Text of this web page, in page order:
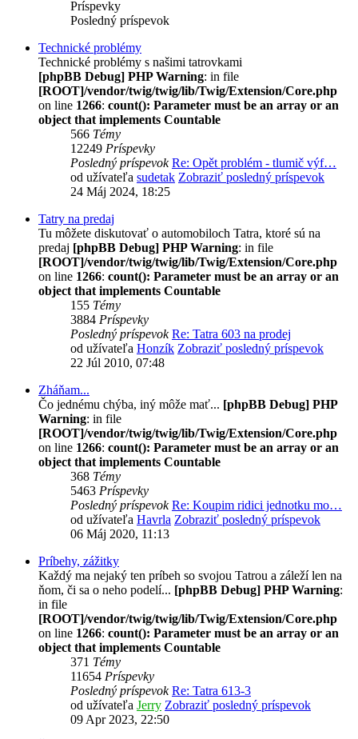
Príspevky
Posledný príspevok
Technické problémy
Technické problémy s našimi tatrovkami
[phpBB Debug] PHP Warning: in file
[ROOT]/vendor/twig/twig/lib/Twig/Extension/Core.php
on line 1266: count(): Parameter must be an array or an
object that implements Countable
566 Témy
12249 Príspevky
Posledný príspevok Re: Opět problém - tlumič výf…
od užívateľa sudetak Zobraziť posledný príspevok
24 Máj 2024, 18:25
Tatry na predaj
Tu môžete diskutovať o automobiloch Tatra, ktoré sú na
predaj [phpBB Debug] PHP Warning: in file
[ROOT]/vendor/twig/twig/lib/Twig/Extension/Core.php
on line 1266: count(): Parameter must be an array or an
object that implements Countable
155 Témy
3884 Príspevky
Posledný príspevok Re: Tatra 603 na prodej
od užívateľa Honzík Zobraziť posledný príspevok
22 Júl 2010, 07:48
Zháňam...
Čo jednému chýba, iný môže mať... [phpBB Debug] PHP
Warning: in file
[ROOT]/vendor/twig/twig/lib/Twig/Extension/Core.php
on line 1266: count(): Parameter must be an array or an
object that implements Countable
368 Témy
5463 Príspevky
Posledný príspevok Re: Koupim ridici jednotku mo…
od užívateľa Havrla Zobraziť posledný príspevok
06 Máj 2020, 11:13
Príbehy, zážitky
Každý ma nejaký ten príbeh so svojou Tatrou a záleží len na
ňom, či sa o neho podelí... [phpBB Debug] PHP Warning:
in file
[ROOT]/vendor/twig/twig/lib/Twig/Extension/Core.php
on line 1266: count(): Parameter must be an array or an
object that implements Countable
371 Témy
11654 Príspevky
Posledný príspevok Re: Tatra 613-3
od užívateľa Jerry Zobraziť posledný príspevok
09 Apr 2023, 22:50